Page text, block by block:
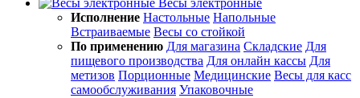
Весы электронные
Исполнение Настольные Напольные
Встраиваемые Весы со стойкой
По применению Для магазина Складские Для
пищевого производства Для онлайн кассы Для
метизов Порционные Медицинские Весы для касс
самообслуживания Упаковочные